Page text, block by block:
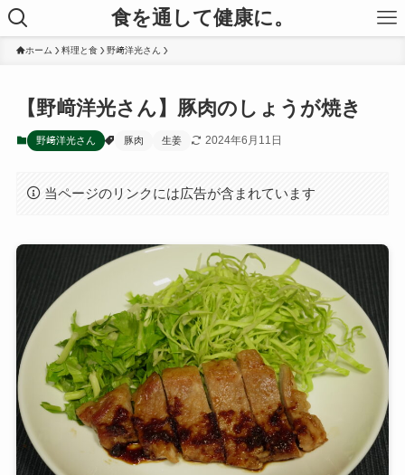
食を通して健康に。
ホーム 料理と食 野﨑洋光さん
【野﨑洋光さん】豚肉のしょうが焼き
野﨑洋光さん 豚肉 生姜 2024年6月11日
当ページのリンクには広告が含まれています